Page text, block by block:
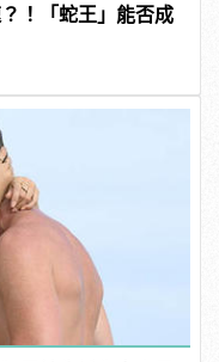
！「蛇王」能否成